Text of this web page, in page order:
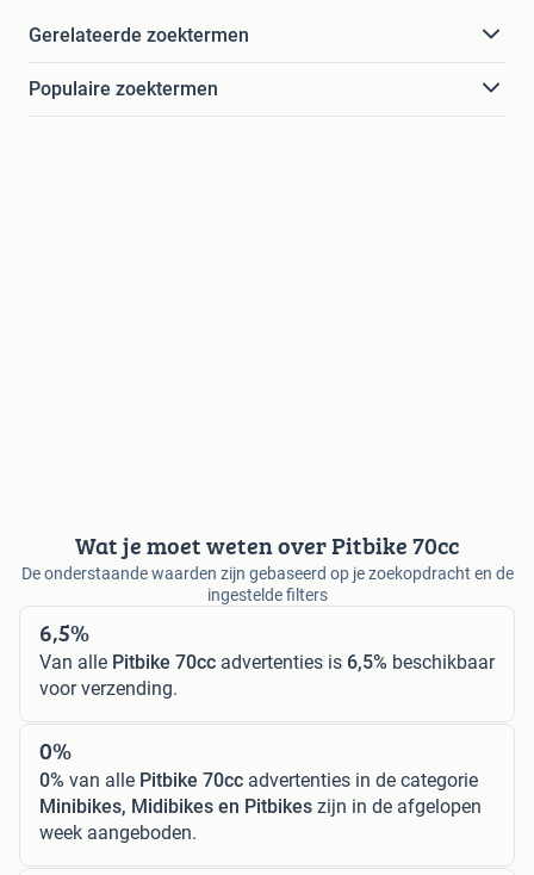
Gerelateerde zoektermen
Populaire zoektermen
Wat je moet weten over Pitbike 70cc
De onderstaande waarden zijn gebaseerd op je zoekopdracht en de
ingestelde filters
6,5%
Van alle Pitbike 70cc advertenties is 6,5% beschikbaar
voor verzending.
0%
0% van alle Pitbike 70cc advertenties in de categorie
Minibikes, Midibikes en Pitbikes zijn in de afgelopen
week aangeboden.